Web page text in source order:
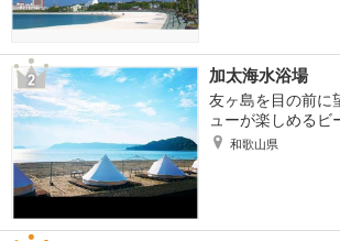
加太海水浴場
友ヶ島を目の前に
ューが楽しめるビ
和歌山県